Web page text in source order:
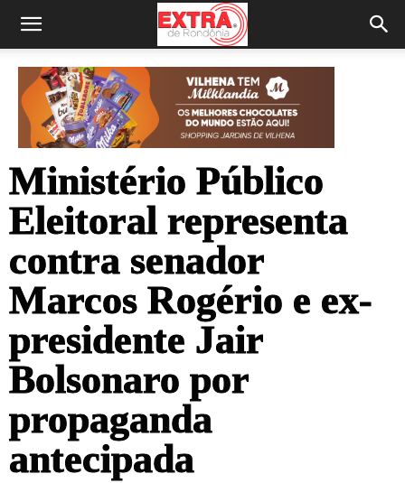
Ministério Público
Eleitoral representa
contra senador
Marcos Rogério e ex-
presidente Jair
Bolsonaro por
propaganda
antecipada